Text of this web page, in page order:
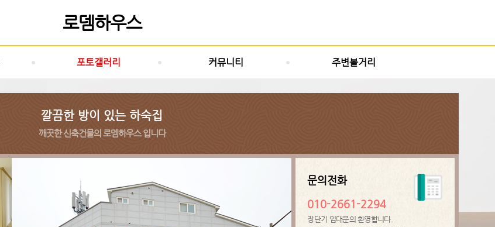
로뎀하우스
포토갤러리 커뮤니티 주변볼거리
깔끔한 방이 있는 하숙집
깨끗한 신축건물의 로뎀하우스 입니다
문의전화
010-2661-2294
장단기 임대문의 환영합니다.